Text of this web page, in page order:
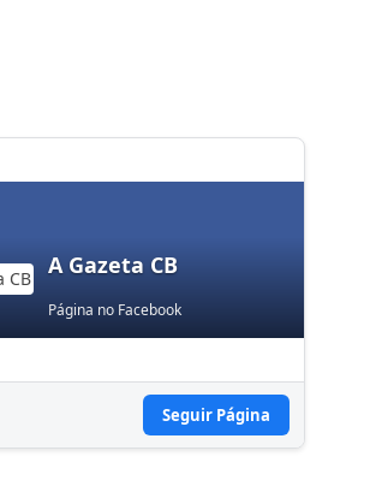
A Gazeta CB
Página no Facebook
Seguir Página